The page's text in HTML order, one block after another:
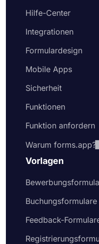
Hilfe-Center
Integrationen
Formulardesign
Mobile Apps
Sicherheit
Funktionen
Funktion anfordern
Warum forms.app?
Vorlagen
Buchungsformulare
Feedback-